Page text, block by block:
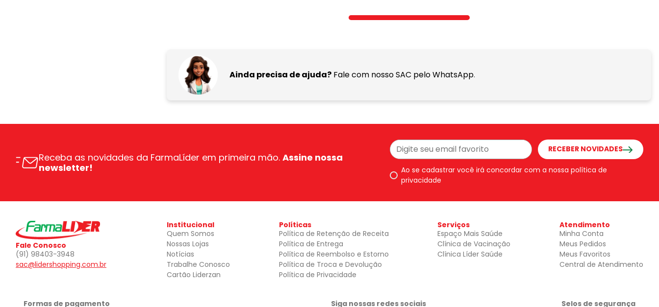
Ainda precisa de ajuda? Fale com nosso SAC pelo WhatsApp.
Receba as novidades da FarmaLíder em primeira mão. Assine nossa
newsletter!
Ao se cadastrar você irá concordar com a nossa política de
privacidade
RECEBER NOVIDADES
Fale Conosco
(91) 98403-3948
sac@lidershopping.com.br
Institucional
Quem Somos
Nossas Lojas
Notícias
Trabalhe Conosco
Cartão Liderzan
Políticas
Política de Retenção de Receita
Política de Entrega
Política de Reembolso e Estorno
Política de Troca e Devolução
Política de Privacidade
Serviços
Espaço Mais Saúde
Clínica de Vacinação
Clínica Líder Saúde
Atendimento
Minha Conta
Meus Pedidos
Meus Favoritos
Central de Atendimento
Formas de pagamento Siga nossas redes sociais Selos de segurança